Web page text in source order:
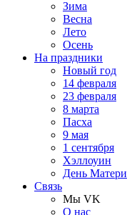
Зима
Весна
Лето
Осень
На праздники
Новый год
14 февраля
23 февраля
8 марта
Пасха
9 мая
1 сентября
Хэллоуин
День Матери
Связь
Мы VK
О нас